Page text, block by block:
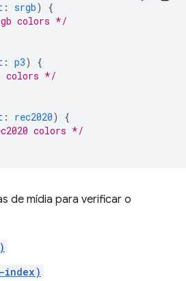
: srgb)
{
colors */
: p3)
{
colors */
: rec2020)
{
colors */
de mídia para verificar o
index)